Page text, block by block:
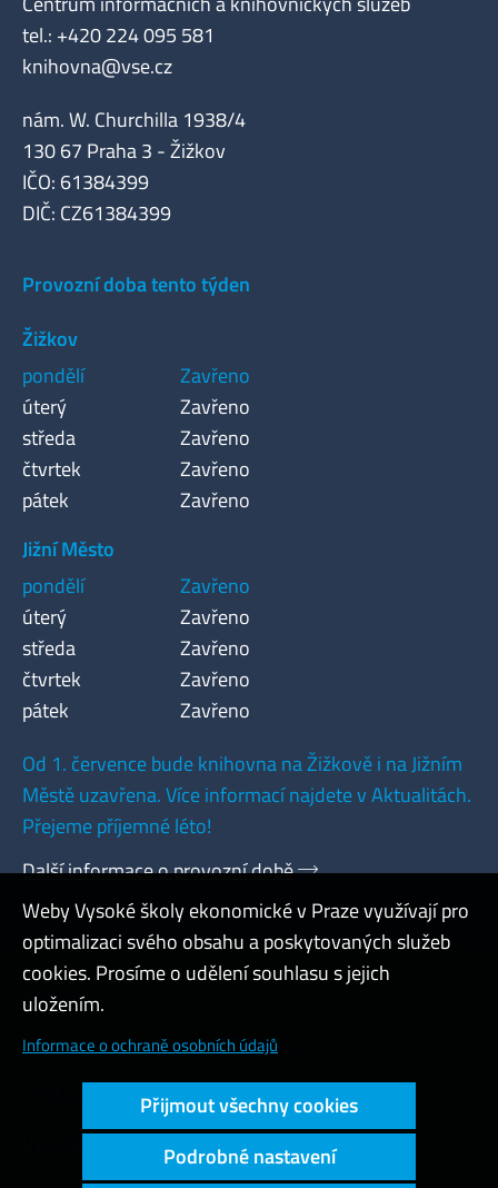
tel.: +420 224 095 581
knihovna@vse.cz
nám. W. Churchilla 1938/4
130 67 Praha 3 - Žižkov
IČO: 61384399
DIČ: CZ61384399
Provozní doba tento týden
Žižkov
pondělí
Zavřeno
úterý
Zavřeno
středa
Zavřeno
čtvrtek
Zavřeno
pátek
Zavřeno
Jižní Město
pondělí
Zavřeno
úterý
Zavřeno
středa
Zavřeno
čtvrtek
Zavřeno
pátek
Zavřeno
Od 1. července bude knihovna na Žižkově i na Jižním
Městě uzavřena. Více informací najdete v Aktualitách.
Přejeme příjemné léto!
Další informace o provozní době
Admin
Cookies a ochrana osobních údajů
Přístupnost webu
Vysoký kontrast
Weby Vysoké školy ekonomické v Praze využívají pro
optimalizaci svého obsahu a poskytovaných služeb
cookies. Prosíme o udělení souhlasu s jejich
uložením.
Informace o ochraně osobních údajů
Přijmout všechny cookies
Podrobné nastavení